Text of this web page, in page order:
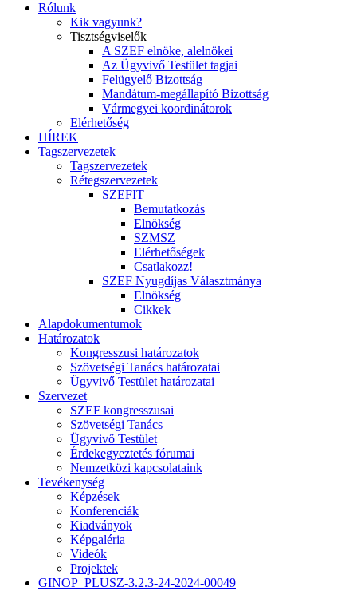
Rólunk
Kik vagyunk?
Tisztségviselők
A SZEF elnöke, alelnökei
Az Ügyvivő Testület tagjai
Felügyelő Bizottság
Mandátum-megállapító Bizottság
Vármegyei koordinátorok
Elérhetőség
HÍREK
Tagszervezetek
Tagszervezetek
Rétegszervezetek
SZEFIT
Bemutatkozás
Elnökség
SZMSZ
Elérhetőségek
Csatlakozz!
SZEF Nyugdíjas Választmánya
Elnökség
Cikkek
Alapdokumentumok
Határozatok
Kongresszusi határozatok
Szövetségi Tanács határozatai
Ügyvivő Testület határozatai
Szervezet
SZEF kongresszusai
Szövetségi Tanács
Ügyvivő Testület
Érdekegyeztetés fórumai
Nemzetközi kapcsolataink
Tevékenység
Képzések
Konferenciák
Kiadványok
Képgaléria
Videók
Projektek
GINOP_PLUSZ-3.2.3-24-2024-00049